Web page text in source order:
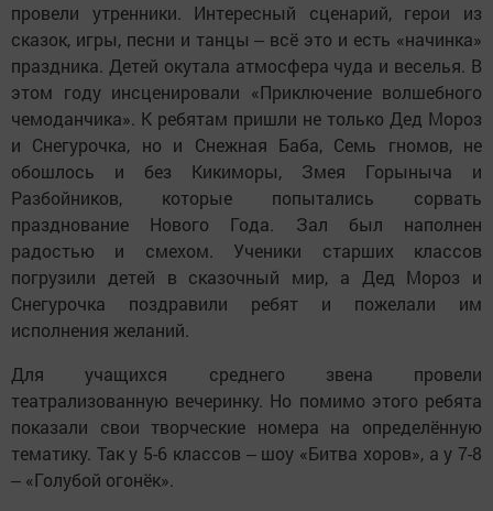
провели утренники. Интересный сценарий, герои из
сказок, игры, песни и танцы ‒ всё это и есть «начинка»
праздника. Детей окутала атмосфера чуда и веселья. В
этом году инсценировали «Приключение волшебного
чемоданчика». К ребятам пришли не только Дед Мороз
и Снегурочка, но и Снежная Баба, Семь гномов, не
обошлось и без Кикиморы, Змея Горыныча и
Разбойников, которые попытались сорвать
празднование Нового Года. Зал был наполнен
радостью и смехом. Ученики старших классов
погрузили детей в сказочный мир, а Дед Мороз и
Снегурочка поздравили ребят и пожелали им
исполнения желаний.
Для учащихся среднего звена провели
театрализованную вечеринку. Но помимо этого ребята
показали свои творческие номера на определённую
тематику. Так у 5-6 классов ‒ шоу «Битва хоров», а у 7-8
‒ «Голубой огонёк».